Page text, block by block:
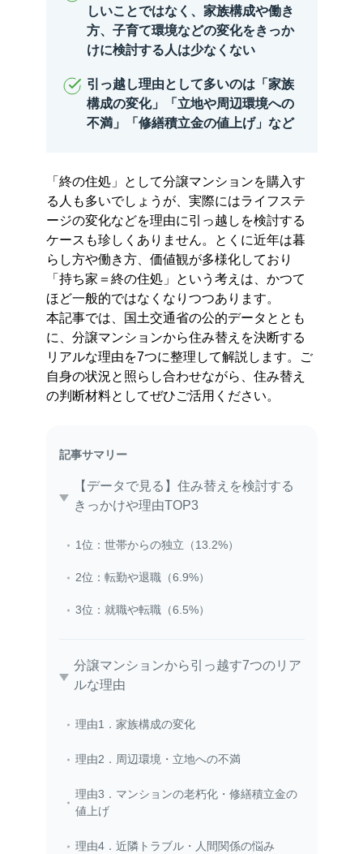
しいことではなく、家族構成や働き
方、子育て環境などの変化をきっか
けに検討する人は少なくない
引っ越し理由として多いのは「家族
構成の変化」「立地や周辺環境への
不満」「修繕積立金の値上げ」など
「終の住処」として分譲マンションを購入す
る人も多いでしょうが、実際にはライフステ
ージの変化などを理由に引っ越しを検討する
ケースも珍しくありません。とくに近年は暮
らし方や働き方、価値観が多様化しており
「持ち家＝終の住処」という考えは、かつて
ほど一般的ではなくなりつつあります。
本記事では、国土交通省の公的データととも
に、分譲マンションから住み替えを決断する
リアルな理由を7つに整理して解説します。ご
自身の状況と照らし合わせながら、住み替え
の判断材料としてぜひご活用ください。
記事サマリー
【データで見る】住み替えを検討する
きっかけや理由TOP3
1位：世帯からの独立（13.2%）
2位：転勤や退職（6.9%）
3位：就職や転職（6.5%）
分譲マンションから引っ越す7つのリア
ルな理由
理由1．家族構成の変化
理由2．周辺環境・立地への不満
理由3．マンションの老朽化・修繕積立金の
値上げ
理由4．近隣トラブル・人間関係の悩み